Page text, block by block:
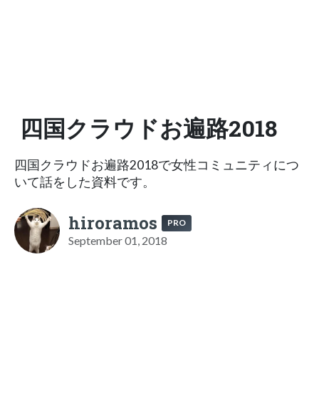
四国クラウドお遍路2018
四国クラウドお遍路2018で女性コミュニティにつ
いて話をした資料です。
hiroramos PRO
September 01, 2018